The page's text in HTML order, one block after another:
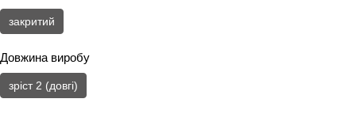
закритий
Довжина виробу
зріст 2 (довгі)